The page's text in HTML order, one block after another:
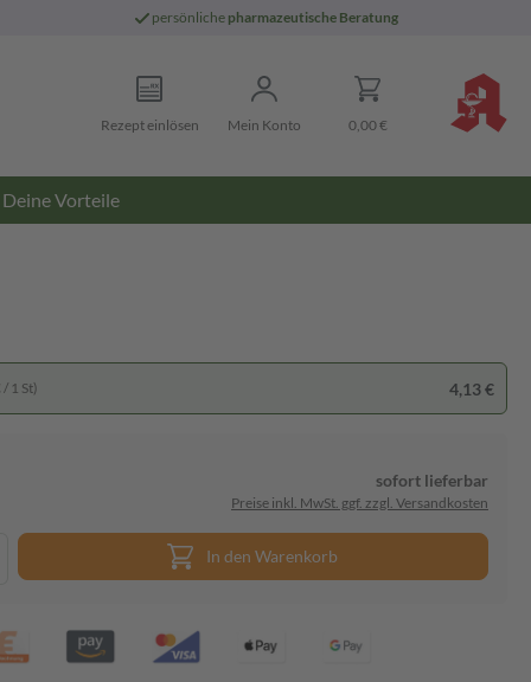
persönliche pharmazeutische Beratung
Rezept einlösen Mein Konto 0,00 €
Deine Vorteile
1 St) 4,13 €
sofort lieferbar
Preise inkl. MwSt. ggf. zzgl. Versandkosten
In den Warenkorb